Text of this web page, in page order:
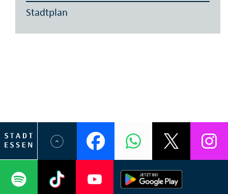
Stadtplan